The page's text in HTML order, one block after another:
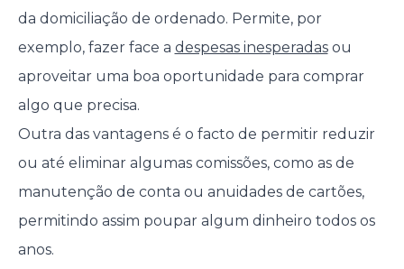
da domiciliação de ordenado. Permite, por
exemplo, fazer face a despesas inesperadasou
aproveitar uma boa oportunidade para comprar
algo que precisa.
Outra das vantagens é o facto de permitir reduzir
ou até eliminar algumas comissões, como as de
manutenção de conta ou anuidades de cartões,
permitindo assim poupar algum dinheiro todos os
anos.